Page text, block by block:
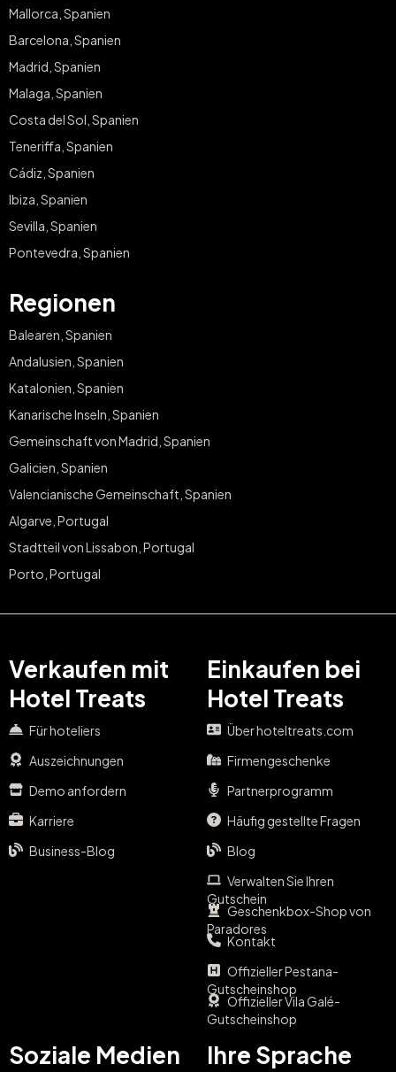
Mallorca, Spanien
Barcelona, Spanien
Madrid, Spanien
Malaga, Spanien
Costa del Sol, Spanien
Teneriffa, Spanien
Cádiz, Spanien
Ibiza, Spanien
Sevilla, Spanien
Pontevedra, Spanien
Regionen
Balearen, Spanien
Andalusien, Spanien
Katalonien, Spanien
Kanarische Inseln, Spanien
Gemeinschaft von Madrid, Spanien
Galicien, Spanien
Valencianische Gemeinschaft, Spanien
Algarve, Portugal
Stadtteil von Lissabon, Portugal
Porto, Portugal
Verkaufen mit
Hotel Treats
Für hoteliers
Auszeichnungen
Demo anfordern
Karriere
Business-Blog
Einkaufen bei
Hotel Treats
Über hoteltreats.com
Firmengeschenke
Partnerprogramm
Häufig gestellte Fragen
Blog
Verwalten Sie Ihren
Gutschein
Geschenkbox-Shop von
Paradores
Kontakt
Offizieller Pestana-
Gutscheinshop
Offizieller Vila Galé-
Gutscheinshop
Soziale Medien Ihre Sprache